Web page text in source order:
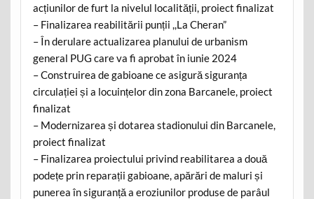
acțiunilor de furt la nivelul localității, proiect finalizat
– Finalizarea reabilitării punții ,,La Cheran”
– În derulare actualizarea planului de urbanism
general PUG care va fi aprobat în iunie 2024
– Construirea de gabioane ce asigură siguranța
circulației și a locuințelor din zona Barcanele, proiect
finalizat
– Modernizarea și dotarea stadionului din Barcanele,
proiect finalizat
– Finalizarea proiectului privind reabilitarea a două
podețe prin reparații gabioane, apărări de maluri și
punerea în siguranță a eroziunilor produse de parâul